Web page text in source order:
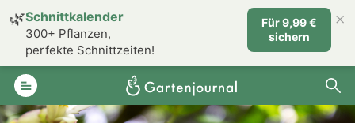
🌿Schnittkalender
300+ Pflanzen,
perfekte Schnittzeiten!
Für 9,99 €
sichern
×